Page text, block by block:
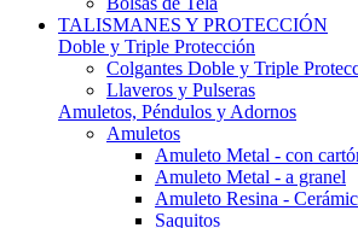
TALISMANES Y PROTECCIÓN
Doble y Triple Protección
Colgantes Doble y Triple
Llaveros y Pulseras
Amuletos, Péndulos y Adornos
Amuletos
Amuleto Metal - con
Amuleto Metal - a granel
Amuleto Resina -
Saquitos